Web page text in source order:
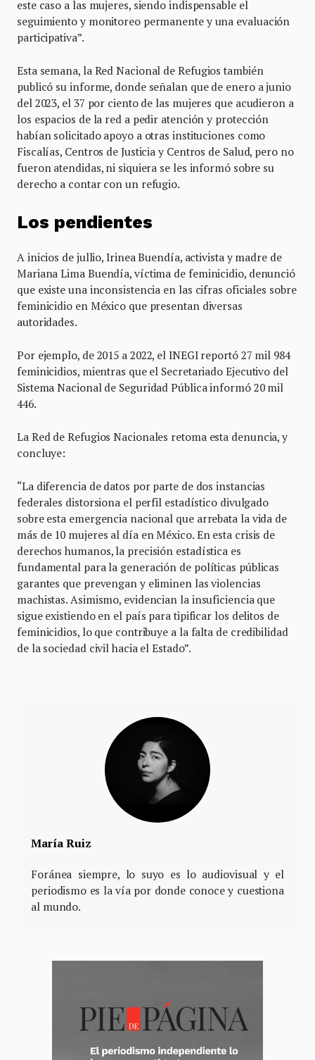
este caso a las mujeres, siendo indispensable el
seguimiento y monitoreo permanente y una evaluación
participativa”.
Esta semana, la Red Nacional de Refugios también
publicó su informe, donde señalan que de enero a junio
del 2023, el 37 por ciento de las mujeres que acudieron a
los espacios de la red a pedir atención y protección
habían solicitado apoyo a otras instituciones como
Fiscalías, Centros de Justicia y Centros de Salud, pero no
fueron atendidas, ni siquiera se les informó sobre su
derecho a contar con un refugio.
Los pendientes
A inicios de jullio, Irinea Buendía, activista y madre de
Mariana Lima Buendía, víctima de feminicidio, denunció
que existe una inconsistencia en las cifras oficiales sobre
feminicidio en México que presentan diversas
autoridades.
Por ejemplo, de 2015 a 2022, el INEGI reportó 27 mil 984
feminicidios, mientras que el Secretariado Ejecutivo del
Sistema Nacional de Seguridad Pública informó 20 mil
446.
La Red de Refugios Nacionales retoma esta denuncia, y
concluye:
“La diferencia de datos por parte de dos instancias
federales distorsiona el perfil estadístico divulgado
sobre esta emergencia nacional que arrebata la vida de
más de 10 mujeres al día en México. En esta crisis de
derechos humanos, la precisión estadística es
fundamental para la generación de políticas públicas
garantes que prevengan y eliminen las violencias
machistas. Asimismo, evidencian la insuficiencia que
sigue existiendo en el país para tipificar los delitos de
feminicidios, lo que contribuye a la falta de credibilidad
de la sociedad civil hacia el Estado”.
María Ruiz
Foránea siempre, lo suyo es lo audiovisual y el
periodismo es la vía por donde conoce y cuestiona
al mundo.